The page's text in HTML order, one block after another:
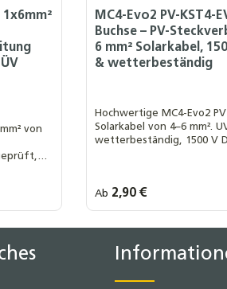
1x6mm²
von
MC4-Evo2 PV-KST4-
Buchse – PV-
6 mm² Solarkabel,
& wetterbeständig
Hochwertige MC4-Evo2
Solarkabel von 4–6 mm².
wetterbeständig, 1500 V
Regulärer Preis:
Ab 2,90 €
Ihre MwSt. Auswahl::
0 % MwSt. nach § 12 Abs.